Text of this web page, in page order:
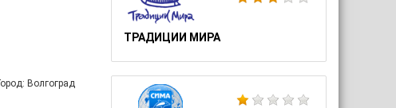
ТРАДИЦИИ МИРА
Волгоград